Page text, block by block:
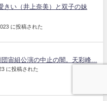
きい（井上奈美）と双子の妹
に投稿された
宙組公演の中止の闇。天彩峰...
に投稿された